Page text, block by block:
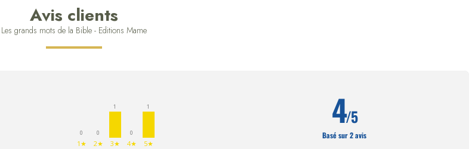
Avis clients
Les grands mots de la Bible - Editions Mame
0
1★
0
2★
1
3★
0
4★
1
5★
4/5
Basé sur 2 avis